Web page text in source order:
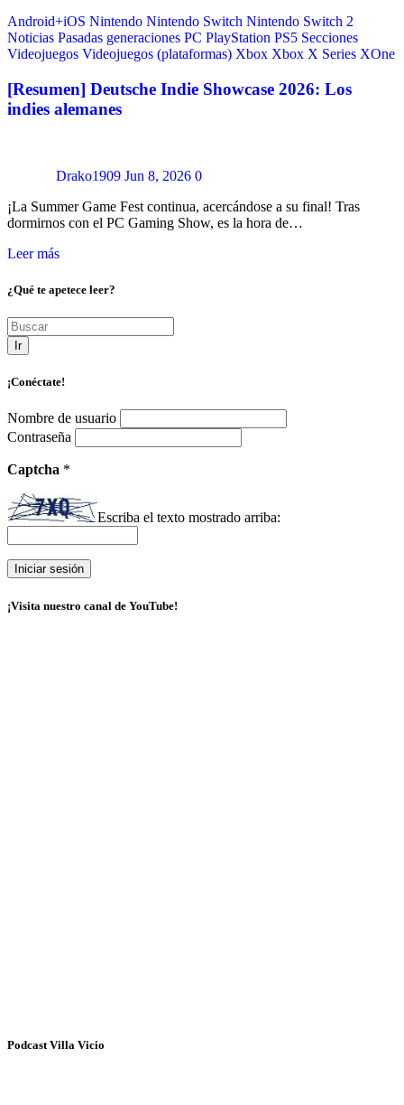
Android+iOS Nintendo Nintendo Switch Nintendo Switch 2
Noticias Pasadas generaciones PC PlayStation PS5 Secciones
Videojuegos Videojuegos (plataformas) Xbox Xbox X Series XOne
[Resumen] Deutsche Indie Showcase 2026: Los
indies alemanes
Drako1909 Jun 8, 2026 0
¡La Summer Game Fest continua, acercándose a su final! Tras
dormirnos con el PC Gaming Show, es la hora de…
Leer más
¿Qué te apetece leer?
Ir
¡Conéctate!
Nombre de usuario
Contraseña
Captcha *
Escriba el texto mostrado arriba:
¡Visita nuestro canal de YouTube!
Podcast Villa Vicio